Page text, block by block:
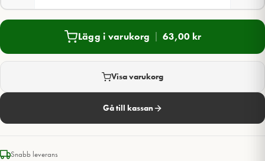
Lägg i varukorg 63,00 kr
Visa varukorg
Gå till kassan
Snabb leverans